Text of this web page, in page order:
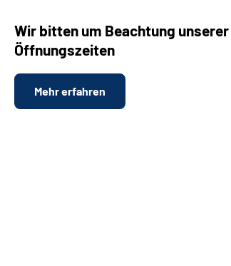
Wir bitten um Beachtung
Öffnungszeiten
Mehr erfahren